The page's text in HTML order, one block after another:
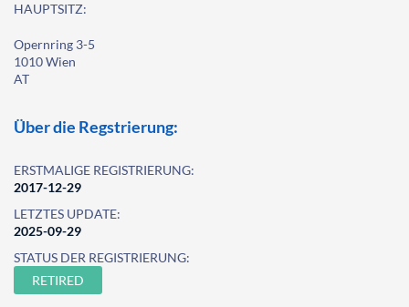
HAUPTSITZ:
Opernring 3-5
1010 Wien
AT
Über die Regstrierung:
ERSTMALIGE REGISTRIERUNG:
2017-12-29
LETZTES UPDATE:
2025-09-29
STATUS DER REGISTRIERUNG:
RETIRED